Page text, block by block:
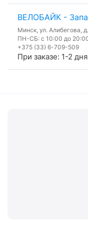
ВЕЛОБАЙК -
Минск, ул. Алибегова,
ПН-СБ: с 10:00 до
+375 (33) 6-709-509
При заказе: 1-2 дня